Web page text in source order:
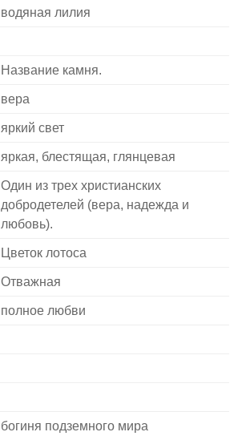
водяная лилия
Название камня.
вера
яркий свет
яркая, блестящая, глянцевая
Один из трех христианских
добродетелей (вера, надежда и
любовь).
Цветок лотоса
Отважная
полное любви
богиня подземного мира